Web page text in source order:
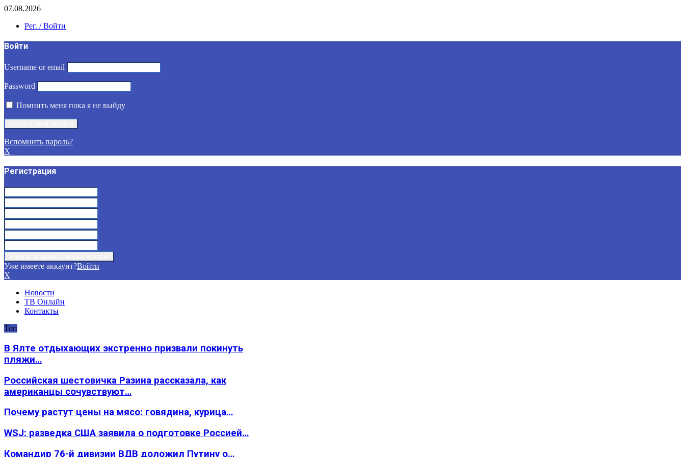
07.08.2026
Рег. / Войти
Войти
Username or email
Password
Помнить меня пока я не выйду
Вспомнить пароль?
X
Регистрация
Уже имеете аккаунт?Войти
X
Новости
ТВ Онлайн
Контакты
Топ
В Ялте отдыхающих экстренно призвали покинуть
пляжи…
Российская шестовичка Разина рассказала, как
американцы сочувствуют…
Почему растут цены на мясо: говядина, курица…
WSJ: разведка США заявила о подготовке Россией…
Командир 76-й дивизии ВДВ доложил Путину о…